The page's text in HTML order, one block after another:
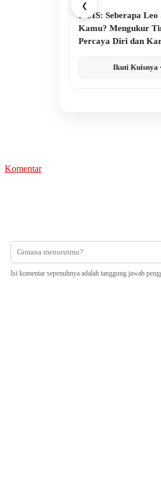
❮
KUIS: Seberapa Leo
Kamu? Mengukur
Percaya Diri dan
Ikuti Kuisnya
Komentar
Isi komentar sepenuhnya adalah tanggung jawab